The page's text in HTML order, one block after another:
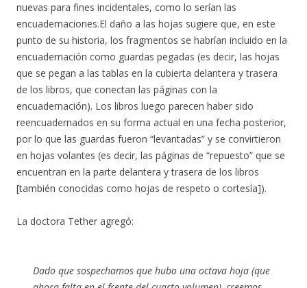
nuevas para fines incidentales, como lo serían las
encuadernaciones.El daño a las hojas sugiere que, en este
punto de su historia, los fragmentos se habrían incluido en la
encuadernación como guardas pegadas (es decir, las hojas
que se pegan a las tablas en la cubierta delantera y trasera
de los libros, que conectan las páginas con la
encuadernación). Los libros luego parecen haber sido
reencuadernados en su forma actual en una fecha posterior,
por lo que las guardas fueron “levantadas” y se convirtieron
en hojas volantes (es decir, las páginas de “repuesto” que se
encuentran en la parte delantera y trasera de los libros
[también conocidas como hojas de respeto o cortesía]).
La doctora Tether agregó:
Dado que sospechamos que hubo una octava hoja (que